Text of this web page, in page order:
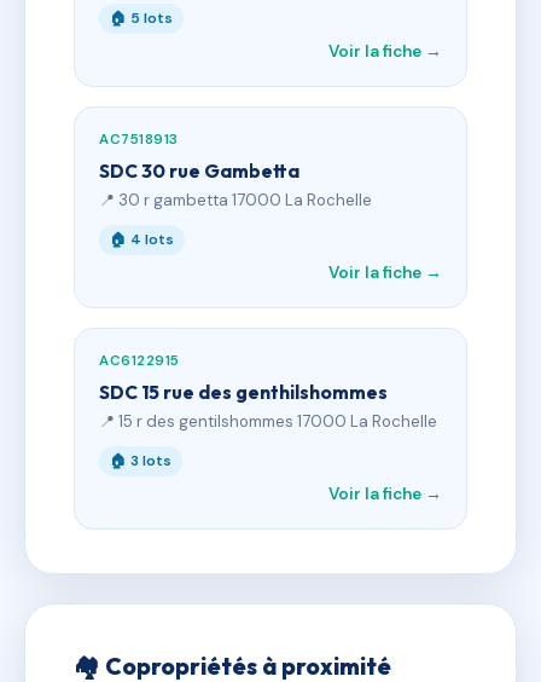
🏠 5 lots
Voir la fiche →
AC7518913
SDC 30 rue Gambetta
📍 30 r gambetta 17000 La Rochelle
🏠 4 lots
Voir la fiche →
AC6122915
SDC 15 rue des genthilshommes
📍 15 r des gentilshommes 17000 La Rochelle
🏠 3 lots
Voir la fiche →
🏘 Copropriétés à proximité